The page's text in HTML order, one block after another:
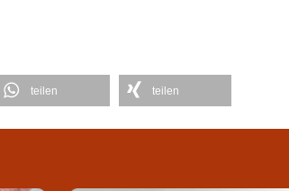
teilen teilen